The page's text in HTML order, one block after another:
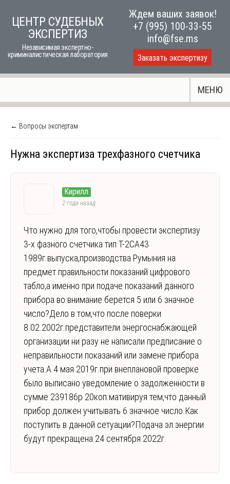
ЦЕНТР СУДЕБНЫХ
ЭКСПЕРТИЗ
Независимая экспертно-
криминалистическая лаборатория
Ждем ваших заявок!
+7 (995) 100-33-55
info@fse.ms
Заказать экспертизу
МЕНЮ
← Вопросы экспертам
Нужна экспертиза трехфазного счетчика
Кирилл
2 года назад
Что нужно для того,чтобы провести экспертизу
3-х фазного счетчика тип Т-2СА43
1989г.выпуска,производства Румыния на
предмет правильности показаний цифрового
табло,а именно при подаче показаний данного
прибора во внимание берется 5 или 6 значное
число?Дело в том,что после поверки
8.02.2002г.представители энергоснабжающей
организации ни разу не написали предписание о
неправильности показаний или замене прибора
учета.А 4 мая 2019г.при внеплановой проверке
было выписано уведомление о задолженности в
сумме 239186р 20коп.мативируя тем,что данный
прибор должен учитывать 6 значное число.Как
поступить в данной сетуации?Подача эл.энергии
будут прекращена 24 сентября 2022г.